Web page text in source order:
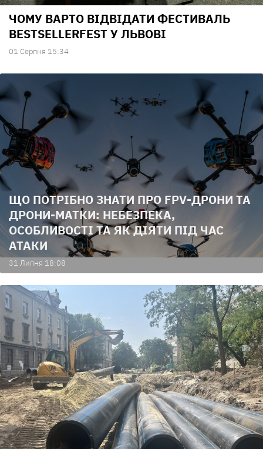
ЧОМУ ВАРТО ВІДВІДАТИ ФЕСТИВАЛЬ
BESTSELLERFEST У ЛЬВОВІ
01 Серпня 15:34
ЩО ПОТРІБНО ЗНАТИ ПРО FPV-ДРОНИ ТА
ДРОНИ-МАТКИ: НЕБЕЗПЕКА,
ОСОБЛИВОСТІ ТА ЯК ДІЯТИ ПІД ЧАС
АТАКИ
31 Липня 18:08